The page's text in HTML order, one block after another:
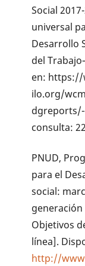
Social
universal
Desarrollo
del
en: https://
ilo.org/
consulta:
PNUD,
para el
social:
generación
Objetivos
línea].
http://